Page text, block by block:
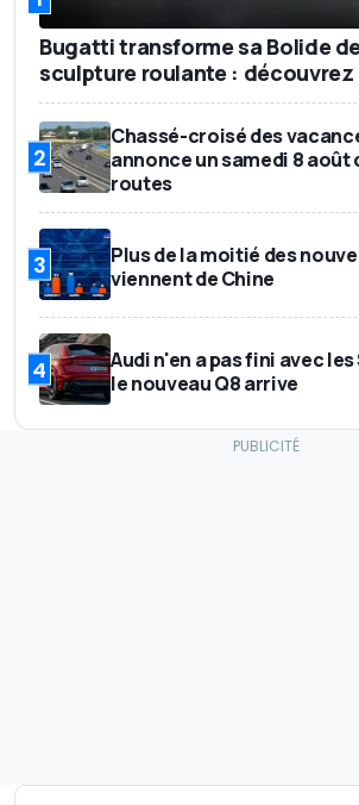
Bugatti transforme sa Bolide
sculpture roulante :
2
Chassé-croisé des
annonce un samedi 8
routes
3
Plus de la moitié des
viennent de Chine
4
Audi n'en a pas fini avec les
le nouveau Q8 arrive